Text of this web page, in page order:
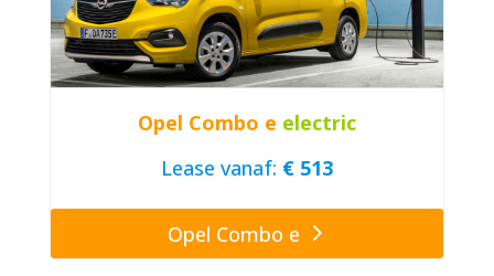
Opel Combo e electric
Lease vanaf: € 513
Opel Combo e